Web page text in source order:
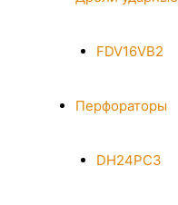
FDV16VB2
Перфораторы
DH24PC3